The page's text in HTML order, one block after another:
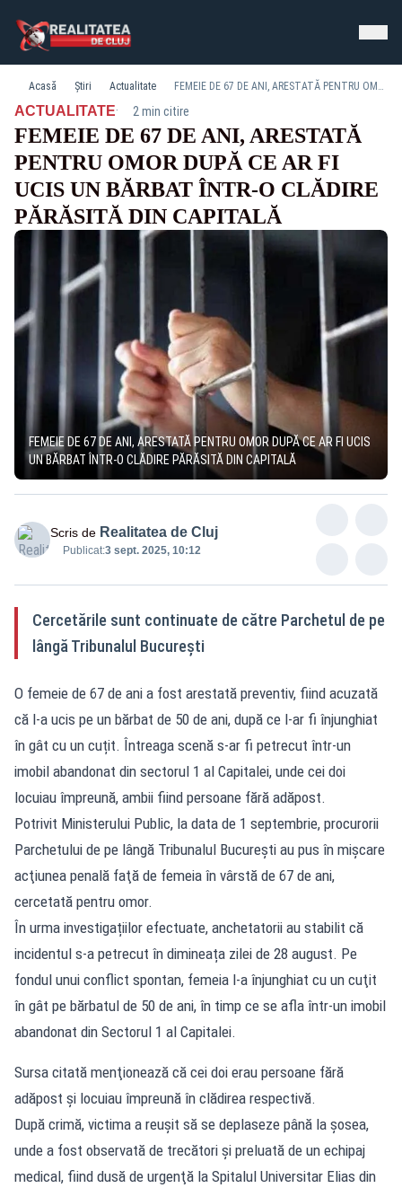
Acasă Știri Actualitate FEMEIE DE 67 DE ANI, ARESTATĂ PENTRU OMOR DUPĂ CE AR FI UCIS UN BĂRBAT ÎNTR-O CLĂDIRE PĂRĂSITĂ DIN CAPITALĂ
ACTUALITATE· 2 min citire
FEMEIE DE 67 DE ANI, ARESTATĂ
PENTRU OMOR DUPĂ CE AR FI
UCIS UN BĂRBAT ÎNTR-O CLĂDIRE
PĂRĂSITĂ DIN CAPITALĂ
FEMEIE DE 67 DE ANI, ARESTATĂ PENTRU OMOR DUPĂ CE AR FI UCIS
UN BĂRBAT ÎNTR-O CLĂDIRE PĂRĂSITĂ DIN CAPITALĂ
Scris de Realitatea de Cluj
Publicat:3 sept. 2025, 10:12
Cercetările sunt continuate de către Parchetul de pe
lângă Tribunalul Bucureşti
O femeie de 67 de ani a fost arestată preventiv, fiind acuzată
că l-a ucis pe un bărbat de 50 de ani, după ce l-ar fi înjunghiat
în gât cu un cuțit. Întreaga scenă s-ar fi petrecut într-un
imobil abandonat din sectorul 1 al Capitalei, unde cei doi
locuiau împreună, ambii fiind persoane fără adăpost.
Potrivit Ministerului Public, la data de 1 septembrie, procurorii
Parchetului de pe lângă Tribunalul Bucureşti au pus în mişcare
acţiunea penală faţă de femeia în vârstă de 67 de ani,
cercetată pentru omor.
În urma investigațiilor efectuate, anchetatorii au stabilit că
incidentul s-a petrecut în dimineața zilei de 28 august. Pe
fondul unui conflict spontan, femeia l-a înjunghiat cu un cuţit
în gât pe bărbatul de 50 de ani, în timp ce se afla într-un imobil
abandonat din Sectorul 1 al Capitalei.
Sursa citată menţionează că cei doi erau persoane fără
adăpost şi locuiau împreună în clădirea respectivă.
După crimă, victima a reuşit să se deplaseze până la şosea,
unde a fost observată de trecători şi preluată de un echipaj
medical, fiind dusă de urgenţă la Spitalul Universitar Elias din